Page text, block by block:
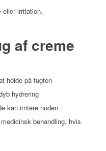
irritation.
af creme
holde på fugten
hydrering
kan irritere huden
behandling, hvis